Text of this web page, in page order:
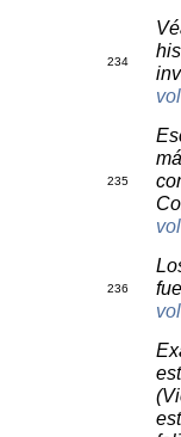
234
235
236